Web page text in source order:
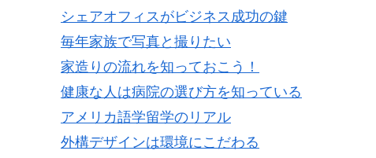
シェアオフィスがビジネス成功の鍵
毎年家族で写真と撮りたい
家造りの流れを知っておこう！
健康な人は病院の選び方を知っている
アメリカ語学留学のリアル
外構デザインは環境にこだわる